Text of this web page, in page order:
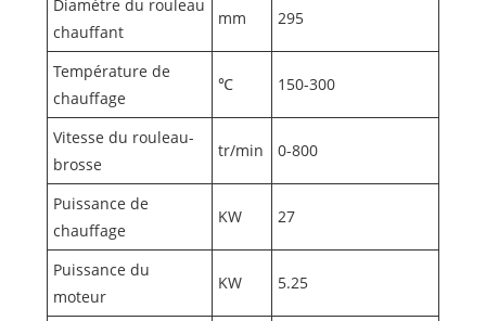
Diamètre du rouleau
chauffant
mm 295
Température de
chauffage
℃ 150-300
Vitesse du rouleau-
brosse
tr/min 0-800
Puissance de
chauffage
KW 27
Puissance du
moteur
KW 5.25